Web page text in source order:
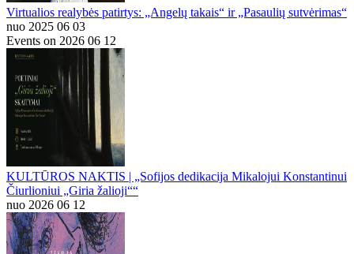
Virtualios realybės patirtys: „Angelų takais“ ir „Pasaulių sutvėrimas“
nuo 2025 06 03
Events on 2026 06 12
KULTŪROS NAKTIS | „Sofijos dedikacija Mikalojui Konstantinui
Čiurlioniui „Giria žalioji““
nuo 2026 06 12